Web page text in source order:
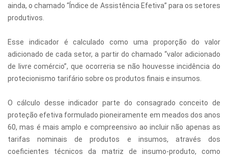
ainda, o chamado “Índice de Assistência Efetiva” para os setores
produtivos.
Esse indicador é calculado como uma proporção do valor
adicionado de cada setor, a partir do chamado “valor adicionado
de livre comércio”, que ocorreria se não houvesse incidência do
protecionismo tarifário sobre os produtos finais e insumos.
O cálculo desse indicador parte do consagrado conceito de
proteção efetiva formulado pioneiramente em meados dos anos
60, mas é mais amplo e compreensivo ao incluir não apenas as
tarifas nominais de produtos e insumos, através dos
coeficientes técnicos da matriz de insumo-produto, como